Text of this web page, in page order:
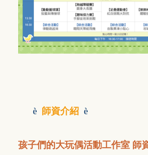
è 師資介紹 è
孩子們的大玩偶活動工作室 師